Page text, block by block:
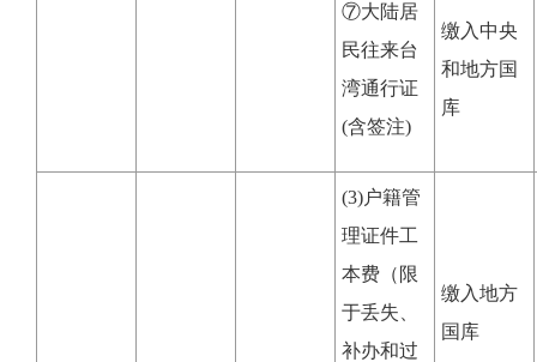
⑦大陆居
民往来台
湾通行证
(含签注)
缴入中央
和地方国
库
(3)户籍管
理证件工
本费（限
于丢失、
补办和过
缴入地方
国库